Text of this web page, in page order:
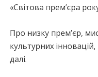
«Світова прем’єра
Про низку прем’єр,
культурних
далі.